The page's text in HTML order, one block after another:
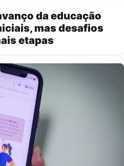
da educação
mas desafios
etapas